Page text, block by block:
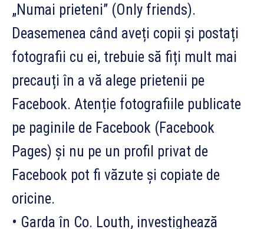
„Numai prieteni” (Only friends).
Deasemenea când aveți copii și postați
fotografii cu ei, trebuie să fiți mult mai
precauți în a vă alege prietenii pe
Facebook. Atenție fotografiile publicate
pe paginile de Facebook (Facebook
Pages) și nu pe un profil privat de
Facebook pot fi văzute și copiate de
oricine.
• Garda în Co. Louth, investighează